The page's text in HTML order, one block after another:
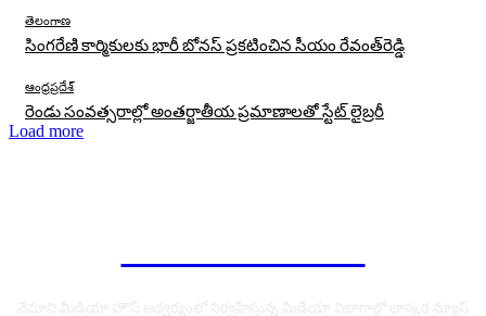
తెలంగాణ
సింగరేణి కార్మికులకు భారీ బోనస్‌ ప్రకటించిన సీయం రేవంత్‌రెడ్డి
ఆంధ్రప్రదేశ్
రెండు సంవత్సరాల్లో అంతర్జాతీయ ప్రమాణాలతో స్టేట్ లైబ్రరీ
Load more